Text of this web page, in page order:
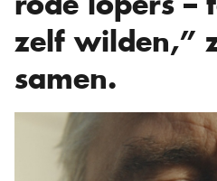
zelf wilden,”
samen.